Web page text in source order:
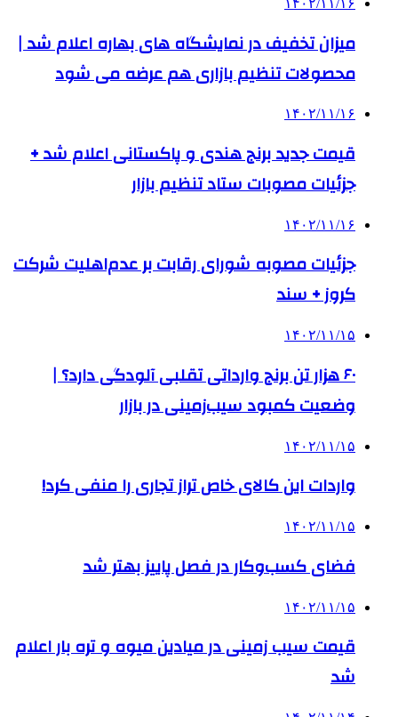
میزان تخفیف در نمایشگاه‌ های بهاره اعلام شد |
محصولات تنظیم بازاری هم عرضه می شود
۱۴۰۲/۱۱/۱۶
قیمت جدید برنج هندی و پاکستانی اعلام شد +
جزئیات مصوبات ستاد تنظیم بازار
۱۴۰۲/۱۱/۱۶
جزئیات مصوبه شورای رقابت بر عدم‌اهلیت شرکت
کروز + سند
۱۴۰۲/۱۱/۱۵
۶۰ هزار تن برنج وارداتی تقلبی آلودگی دارد؟ |
وضعیت کمبود سیب‌زمینی در بازار
۱۴۰۲/۱۱/۱۵
واردات این کالای خاص تراز تجاری را منفی کرد!
۱۴۰۲/۱۱/۱۵
فضای کسب‌وکار در فصل پاییز بهتر شد
۱۴۰۲/۱۱/۱۵
قیمت سیب زمینی در میادین میوه و تره بار اعلام
شد